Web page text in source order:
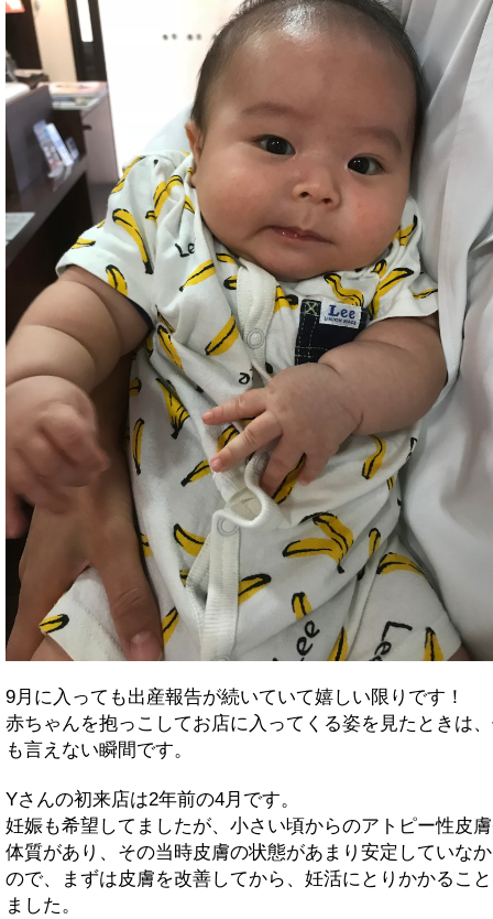
9月に入っても出産報告が続いていて嬉しい限りです！
赤ちゃんを抱っこしてお店に入ってくる姿を見たときは
も言えない瞬間です。
Yさんの初来店は2年前の4月です。
妊娠も希望してましたが、小さい頃からのアトピー性皮
体質があり、その当時皮膚の状態があまり安定していな
ので、まずは皮膚を改善してから、妊活にとりかかるこ
ました。